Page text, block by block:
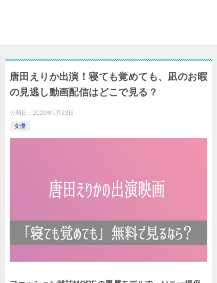
唐田えりか出演！寝ても覚めても、凪のお暇
の見逃し動画配信はどこで見る？
公開日： 2020年1月23日
女優